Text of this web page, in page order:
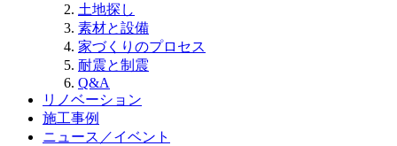
土地探し
素材と設備
家づくりのプロセス
耐震と制震
Q&A
リノベーション
施工事例
ニュース／イベント